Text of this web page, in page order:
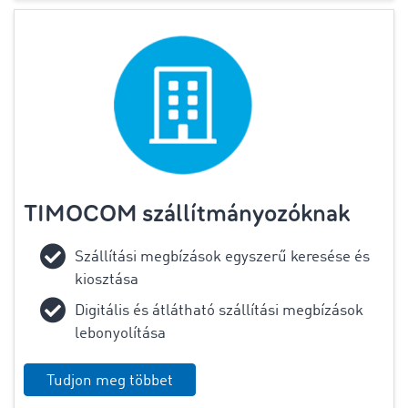
TIMOCOM szállítmányozóknak
Szállítási megbízások egyszerű keresése és
kiosztása
Digitális és átlátható szállítási megbízások
lebonyolítása
Tudjon meg többet